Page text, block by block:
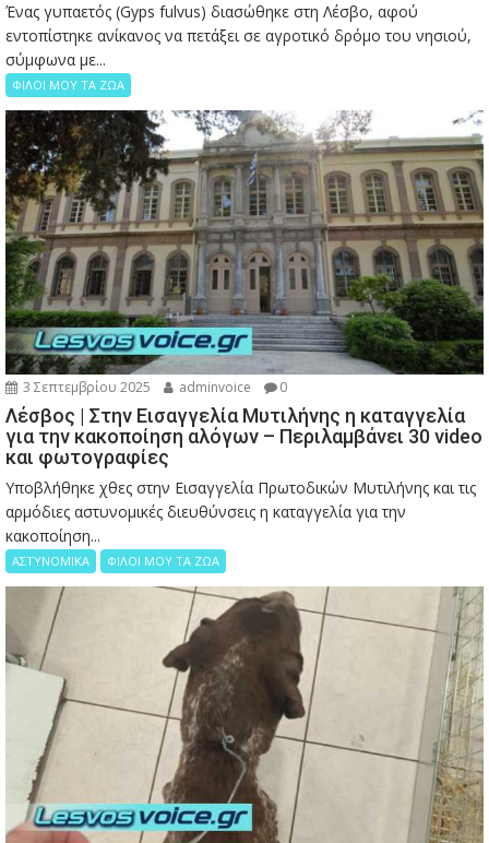
Ένας γυπαετός (Gyps fulvus) διασώθηκε στη Λέσβο, αφού
εντοπίστηκε ανίκανος να πετάξει σε αγροτικό δρόμο του νησιού,
σύμφωνα με...
ΦΙΛΟΙ ΜΟΥ ΤΑ ΖΩΑ
3 Σεπτεμβρίου 2025 adminvoice 0
Λέσβος | Στην Εισαγγελία Μυτιλήνης η καταγγελία
για την κακοποίηση αλόγων – Περιλαμβάνει 30 video
και φωτογραφίες
Υποβλήθηκε χθες στην Εισαγγελία Πρωτοδικών Μυτιλήνης και τις
αρμόδιες αστυνομικές διευθύνσεις η καταγγελία για την
κακοποίηση...
ΑΣΤΥΝΟΜΙΚΑ ΦΙΛΟΙ ΜΟΥ ΤΑ ΖΩΑ